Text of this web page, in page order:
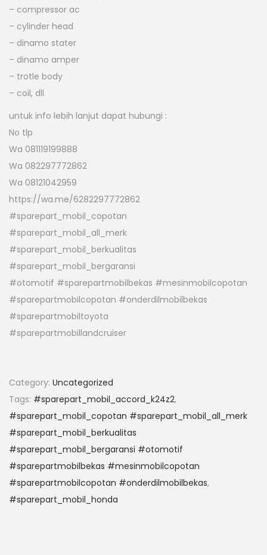
– compressor ac
– cylinder head
– dinamo stater
– dinamo amper
– trotle body
– coil, dll
untuk info lebih lanjut dapat hubungi :
No tlp
Wa 081119199888
Wa 082297772862
Wa 08121042959
https://wa.me/6282297772862
#sparepart_mobil_copotan
#sparepart_mobil_all_merk
#sparepart_mobil_berkualitas
#sparepart_mobil_bergaransi
#otomotif #sparepartmobilbekas #mesinmobilcopotan
#sparepartmobilcopotan #onderdilmobilbekas
#sparepartmobiltoyota
#sparepartmobillandcruiser
Category: Uncategorized
Tags: #sparepart_mobil_accord_k24z2,
#sparepart_mobil_copotan #sparepart_mobil_all_merk
#sparepart_mobil_berkualitas
#sparepart_mobil_bergaransi #otomotif
#sparepartmobilbekas #mesinmobilcopotan
#sparepartmobilcopotan #onderdilmobilbekas,
#sparepart_mobil_honda